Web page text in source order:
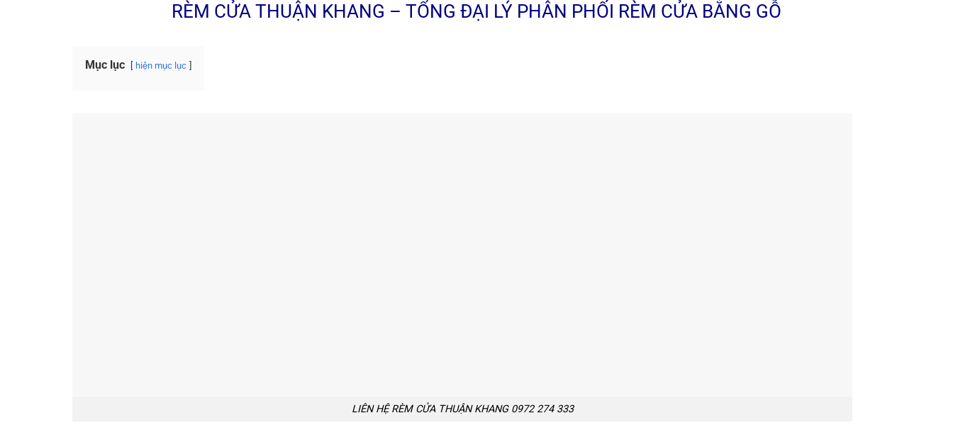
RÈM CỬA THUẬN KHANG – TỔNG ĐẠI LÝ PHÂN PHỐI RÈM CỬA BẰNG GỖ
Mục lục hiện mục lục
LIÊN HỆ RÈM CỬA THUẬN KHANG 0972 274 333